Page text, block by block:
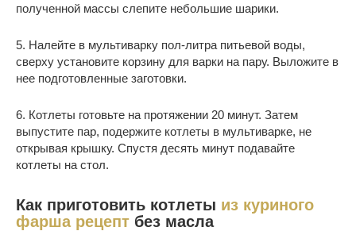
полученной массы слепите небольшие шарики.
5. Налейте в мультиварку пол-литра питьевой воды,
сверху установите корзину для варки на пару. Выложите в
нее подготовленные заготовки.
6. Котлеты готовьте на протяжении 20 минут. Затем
выпустите пар, подержите котлеты в мультиварке, не
открывая крышку. Спустя десять минут подавайте
котлеты на стол.
Как приготовить котлеты из куриного
фарша рецепт без масла